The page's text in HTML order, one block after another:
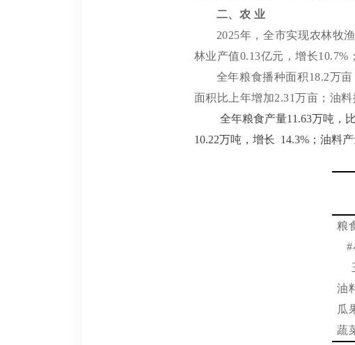
二、农 业
2025年，全市实现农林牧
林业产值0.13亿元，增长10.7%
全年粮食播种面积18.2万亩
面积比上年增加2.31万亩；油
全年粮食产量11.63万吨，
10.22万吨，增长 14.3%；油料
粮
#
油
瓜
蔬